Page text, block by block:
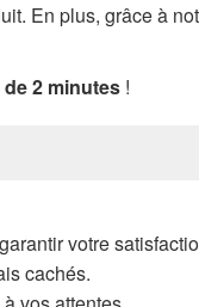
En plus, grâce à
2 minutes !
votre
cachés.